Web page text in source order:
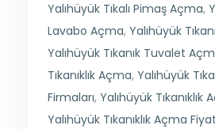
Yalıhüyük Tıkalı Pimaş Açma,
Lavabo Açma, Yalıhüyük
Yalıhüyük Tıkanık Tuvalet
Tıkanıklık Açma, Yalıhüyük
Firmaları, Yalıhüyük Tıkanıklık
Yalıhüyük Tıkanıklık Açma